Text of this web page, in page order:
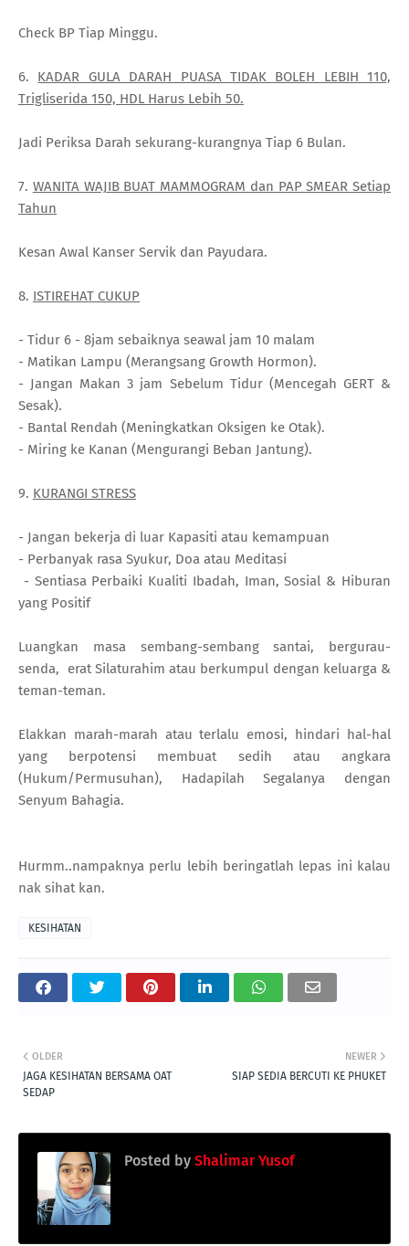
Check BP Tiap Minggu.
6. KADAR GULA DARAH PUASA TIDAK BOLEH LEBIH 110,
Trigliserida 150, HDL Harus Lebih 50.
Jadi Periksa Darah sekurang-kurangnya Tiap 6 Bulan.
7. WANITA WAJIB BUAT MAMMOGRAM dan PAP SMEAR Setiap
Tahun
Kesan Awal Kanser Servik dan Payudara.
8. ISTIREHAT CUKUP
- Tidur 6 - 8jam sebaiknya seawal jam 10 malam
- Matikan Lampu (Merangsang Growth Hormon).
- Jangan Makan 3 jam Sebelum Tidur (Mencegah GERT &
Sesak).
- Bantal Rendah (Meningkatkan Oksigen ke Otak).
- Miring ke Kanan (Mengurangi Beban Jantung).
9. KURANGI STRESS
- Jangan bekerja di luar Kapasiti atau kemampuan
- Perbanyak rasa Syukur, Doa atau Meditasi
- Sentiasa Perbaiki Kualiti Ibadah, Iman, Sosial & Hiburan
yang Positif
Luangkan masa sembang-sembang santai, bergurau-
senda, erat Silaturahim atau berkumpul dengan keluarga &
teman-teman.
Elakkan marah-marah atau terlalu emosi, hindari hal-hal
yang berpotensi membuat sedih atau angkara
(Hukum/Permusuhan), Hadapilah Segalanya dengan
Senyum Bahagia.
Hurmm..nampaknya perlu lebih beringatlah lepas ini kalau
nak sihat kan.
KESIHATAN
NEWER
SIAP SEDIA BERCUTI KE PHUKET
OLDER
JAGA KESIHATAN BERSAMA OAT
SEDAP
Posted by Shalimar Yusof